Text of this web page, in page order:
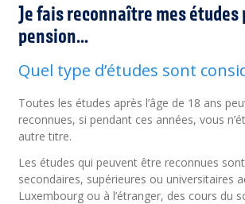
Je fais reconnaître mes études
pension...
Quel type d’études sont
Toutes les études après l’âge de 18 ans
reconnues, si pendant ces années, vous
autre titre.
Les études qui peuvent être reconnues
secondaires, supérieures ou universitaires
Luxembourg ou à l’étranger, des cours du